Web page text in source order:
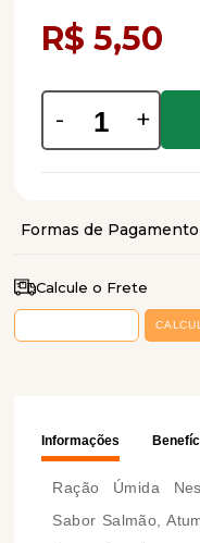
R$ 5,50
- +
Calcule o Frete
Informações
Ração Úmida
Sabor Salmão,